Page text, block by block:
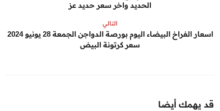
الحديد واخر سعر حديد عز
التالي
اسعار الفراخ البيضاء اليوم بورصة الدواجن الجمعة 28 يونيو 2024
سعر كرتونة البيض
قد يهمك أيضا